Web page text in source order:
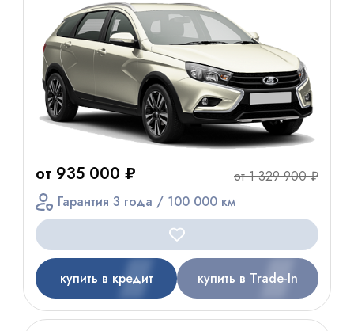
от 935 000 ₽
от 1 329 900 ₽
Гарантия 3 года / 100 000 км
купить в кредит купить в Trade-In